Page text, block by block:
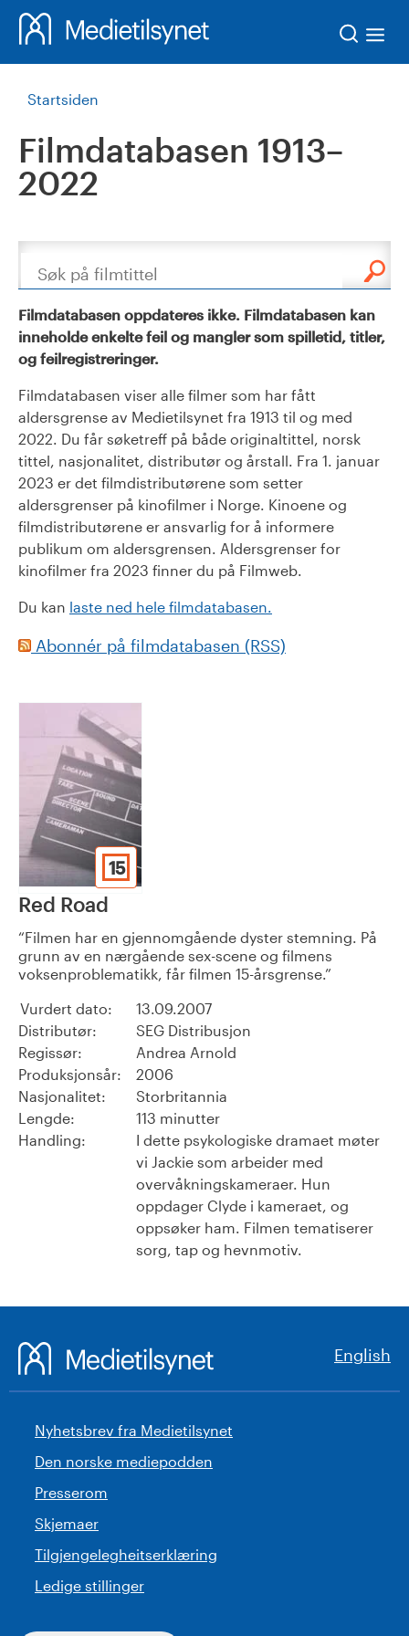
Startsiden
Filmdatabasen 1913–
2022
Søk
Filmdatabasen oppdateres ikke. Filmdatabasen kan
inneholde enkelte feil og mangler som spilletid, titler,
og feilregistreringer.
Filmdatabasen viser alle filmer som har fått
aldersgrense av Medietilsynet fra 1913 til og med
2022. Du får søketreff på både originaltittel, norsk
tittel, nasjonalitet, distributør og årstall. Fra 1. januar
2023 er det filmdistributørene som setter
aldersgrenser på kinofilmer i Norge. Kinoene og
filmdistributørene er ansvarlig for å informere
publikum om aldersgrensen. Aldersgrenser for
kinofilmer fra 2023 finner du på Filmweb.
Du kan laste ned hele filmdatabasen.
Abonnér på filmdatabasen (RSS)
15
Red Road
Filmen har en gjennomgående dyster stemning. På
grunn av en nærgående sex-scene og filmens
voksenproblematikk, får filmen 15-årsgrense.
Vurdert dato:
13.09.2007
Distributør:
SEG Distribusjon
Regissør:
Andrea Arnold
Produksjonsår:
2006
Nasjonalitet:
Storbritannia
Lengde:
113 minutter
Handling:
I dette psykologiske dramaet møter
vi Jackie som arbeider med
overvåkningskameraer. Hun
oppdager Clyde i kameraet, og
oppsøker ham. Filmen tematiserer
sorg, tap og hevnmotiv.
English
Nyhetsbrev fra Medietilsynet
Den norske mediepodden
Presserom
Skjemaer
Tilgjengelegheitserklæring
Ledige stillinger